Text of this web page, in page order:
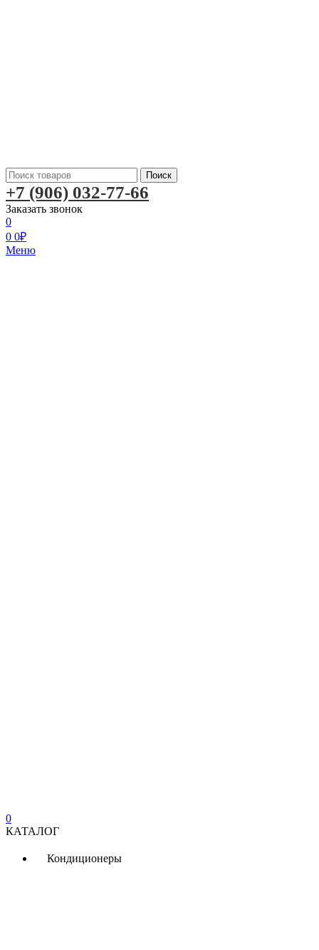
Поиск
+7 (906) 032-77-66
Заказать звонок
0
0 0₽
Меню
0
КАТАЛОГ
Кондиционеры